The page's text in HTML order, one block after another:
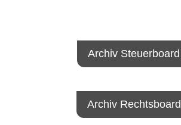
Archiv Steuerboard
Archiv Rechtsboard